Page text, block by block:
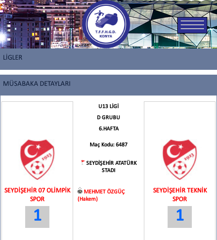
LİGLER
MÜSABAKA DETAYLARI
SEYDİŞEHİR 07 OLİMPİK
SPOR
1
U13 LİGİ
D GRUBU
6.HAFTA
Maç Kodu: 6487
SEYDİŞEHİR ATATÜRK
STADI
MEHMET ÖZGÜÇ
(Hakem)
SEYDİŞEHİR TEKNİK
SPOR
1